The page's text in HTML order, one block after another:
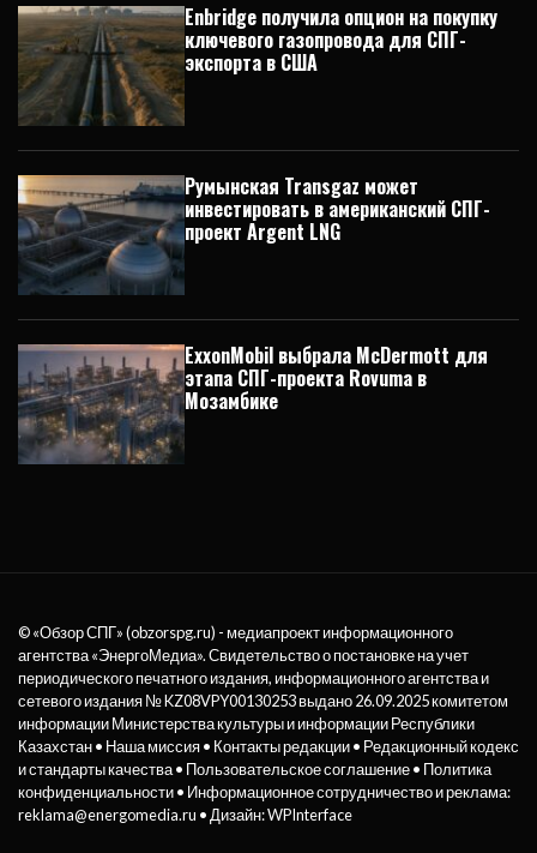
Enbridge получила опцион на покупку
ключевого газопровода для СПГ-
экспорта в США
Румынская Transgaz может
инвестировать в американский СПГ-
проект Argent LNG
ExxonMobil выбрала McDermott для
этапа СПГ-проекта Rovuma в
Мозамбике
© «Обзор СПГ» (obzorspg.ru) - медиапроект информационного
агентства«ЭнергоМедиа». Свидетельство о постановке на учет
периодического печатного издания, информационного агентства и
сетевого издания № KZ08VPY00130253 выдано 26.09.2025 комитетом
информации Министерства культуры и информации Республики
Казахстан • Наша миссия• Контакты редакции• Редакционный кодекс
и стандарты качества• Пользовательское соглашение• Политика
конфиденциальности• Информационное сотрудничество и реклама:
reklama@energomedia.ru • Дизайн: WPInterface